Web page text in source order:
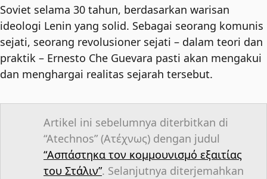
Soviet selama 30 tahun, berdasarkan warisan
ideologi Lenin yang solid. Sebagai seorang komunis
sejati, seorang revolusioner sejati – dalam teori dan
praktik – Ernesto Che Guevara pasti akan mengakui
dan menghargai realitas sejarah tersebut.
Artikel ini sebelumnya diterbitkan di
“Atechnos” (Ατέχνως) dengan judul
“Ασπάστηκα τον κομμουνισμό εξαιτίας
του Στάλιν”. Selanjutnya diterjemahkan